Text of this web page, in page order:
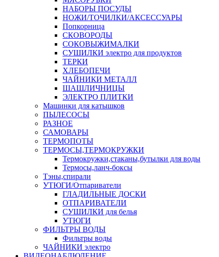
НАБОРЫ ПОСУДЫ
НОЖИ/ТОЧИЛКИ/АКСЕССУАРЫ
Попкорница
СКОВОРОДЫ
СОКОВЫЖИМАЛКИ
СУШИЛКИ электро для продуктов
ТЕРКИ
ХЛЕБОПЕЧИ
ЧАЙНИКИ МЕТАЛЛ
ШАШЛИЧНИЦЫ
ЭЛЕКТРО ПЛИТКИ
Машинки для катышков
ПЫЛЕСОСЫ
РАЗНОЕ
САМОВАРЫ
ТЕРМОПОТЫ
ТЕРМОСЫ,ТЕРМОКРУЖКИ
Термокружки,стаканы,бутылки для воды
Термосы,ланч-боксы
Тэны,спирали
УТЮГИ/Отпариватели
ГЛАДИЛЬНЫЕ ДОСКИ
ОТПАРИВАТЕЛИ
СУШИЛКИ для белья
УТЮГИ
ФИЛЬТРЫ ВОДЫ
Фильтры воды
ЧАЙНИКИ электро